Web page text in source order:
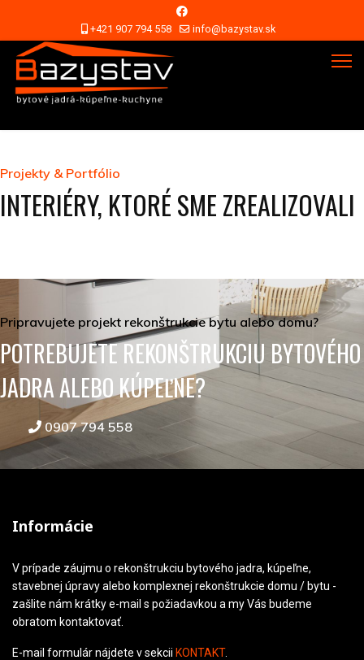
+421 907 794 558 info@bazystav.sk
Projekty & Portfólio
INTERIÉRY, KTORÉ SME ZREALIZOVALI
Pripravujete projekt rekonštrukcie bytu alebo domu?
POTREBUJETE REKONŠTRUKCIU BYTOVÉHO
JADRA ALEBO KÚPEĽNE?
0907 794 558
Informácie
V prípade záujmu o rekonštrukciu bytového jadra, kúpeľne,
stavebnej úpravy alebo komplexnej rekonštrukcie domu / bytu -
zašlite nám krátky e-mail s požiadavkou a my Vás budeme
obratom kontaktovať.
E-mail formulár nájdete v sekcii KONTAKT.